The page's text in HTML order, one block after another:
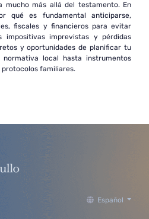
mucho más allá del testamento. En
qué es fundamental anticiparse,
fiscales y financieros para evitar
impositivas imprevistas y pérdidas
y oportunidades de planificar tu
local hasta instrumentos
protocolos familiares.
Español